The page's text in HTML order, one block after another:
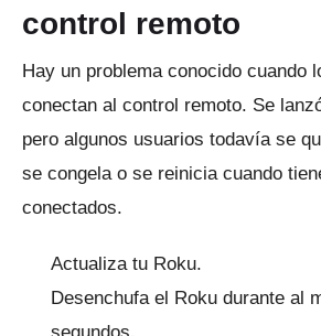
control remoto
Hay un problema conocido cuando
conectan al control remoto. Se
pero algunos usuarios todavía se
se congela o se reinicia cuando
conectados.
Actualiza tu Roku.
Desenchufa el Roku durante al